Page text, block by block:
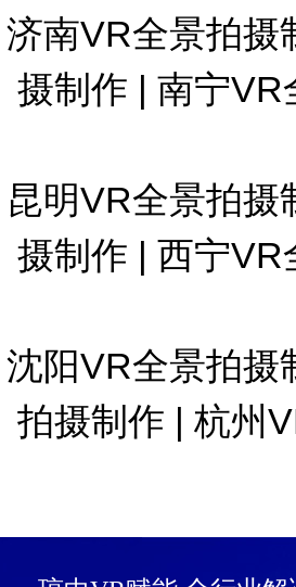
济南VR全景拍摄
摄制作 | 南宁VR
昆明VR全景拍摄
摄制作 | 西宁VR
沈阳VR全景拍摄
拍摄制作 | 杭州